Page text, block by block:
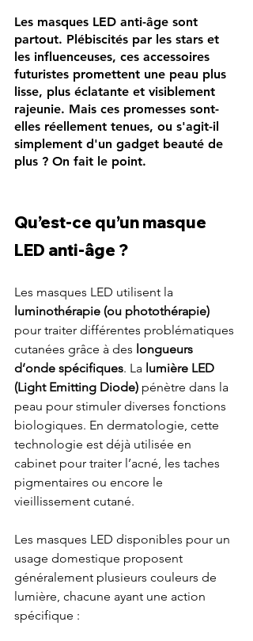
Les masques LED anti-âge sont
partout. Plébiscités par les stars et
les influenceuses, ces accessoires
futuristes promettent une peau plus
lisse, plus éclatante et visiblement
rajeunie. Mais ces promesses sont-
elles réellement tenues, ou s'agit-il
simplement d'un gadget beauté de
plus ? On fait le point.
Qu’est-ce qu’un masque
LED anti-âge ?
Les masques LED utilisent la
luminothérapie (ou photothérapie)
pour traiter différentes problématiques
cutanées grâce à des longueurs
d’onde spécifiques. La lumière LED
(Light Emitting Diode) pénètre dans la
peau pour stimuler diverses fonctions
biologiques. En dermatologie, cette
technologie est déjà utilisée en
cabinet pour traiter l’acné, les taches
pigmentaires ou encore le
vieillissement cutané.
Les masques LED disponibles pour un
usage domestique proposent
généralement plusieurs couleurs de
lumière, chacune ayant une action
spécifique :